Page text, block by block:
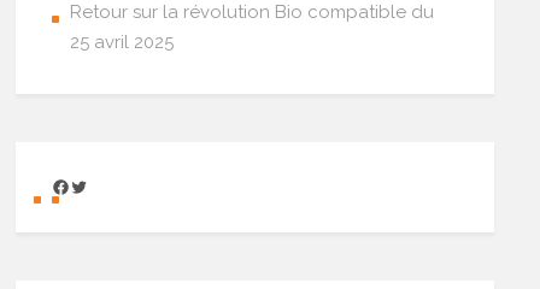
Retour sur la révolution Bio compatible du
25 avril 2025